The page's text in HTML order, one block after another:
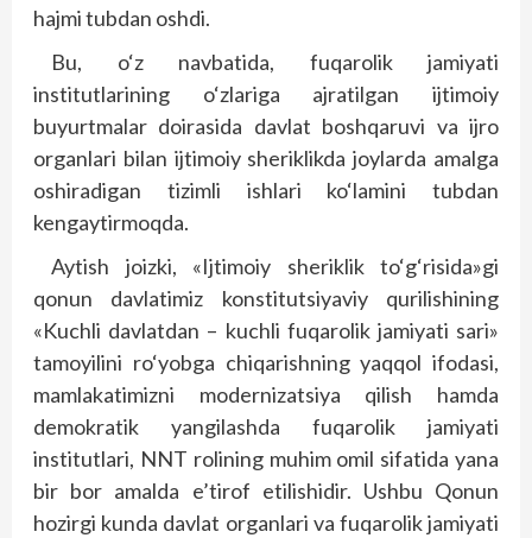
hajmi tubdan oshdi.
Bu, o‘z navbatida, fuqarolik jamiyati
institutlarining o‘zlariga ajratilgan ijtimoiy
buyurtmalar doirasida davlat boshqaruvi va ijro
organlari bilan ijtimoiy sheriklikda joylarda amalga
oshiradigan tizimli ishlari ko‘lamini tubdan
kengaytirmoqda.
Aytish joizki, «Ijtimoiy sheriklik to‘g‘risida»gi
qonun davlatimiz konstitutsiyaviy qurilishining
«Kuchli davlatdan – kuchli fuqarolik jamiyati sari»
tamoyilini ro‘yobga chiqarishning yaqqol ifodasi,
mamlakatimizni modernizatsiya qilish hamda
demokratik yangilashda fuqarolik jamiyati
institutlari, NNT rolining muhim omil sifatida yana
bir bor amalda e’tirof etilishidir. Ushbu Qonun
hozirgi kunda davlat organlari va fuqarolik jamiyati